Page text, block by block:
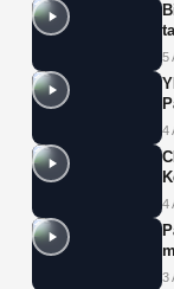
5
4
4
3